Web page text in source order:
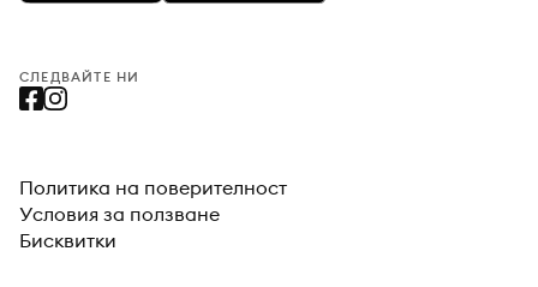
СЛЕДВАЙТЕ НИ
Политика на поверителност
Условия за ползване
Бисквитки